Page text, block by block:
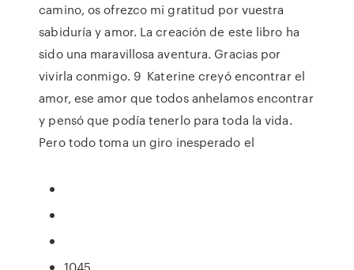
camino, os ofrezco mi gratitud por vuestra
sabiduría y amor. La creación de este libro ha
sido una maravillosa aventura. Gracias por
vivirla conmigo. 9 Katerine creyó encontrar el
amor, ese amor que todos anhelamos encontrar
y pensó que podía tenerlo para toda la vida.
Pero todo toma un giro inesperado el
1045